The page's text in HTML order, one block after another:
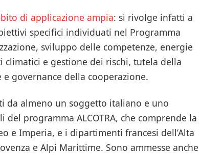
di applicazione ampia: si rivolge infatti a
specifici individuati nel Programma
sviluppo delle competenze, energie
e gestione dei rischi, tutela della
governance della cooperazione.
da almeno un soggetto italiano e uno
programma ALCOTRA, che comprende la
e Imperia, e i dipartimenti francesi dell’Alta
e Alpi Marittime. Sono ammesse anche